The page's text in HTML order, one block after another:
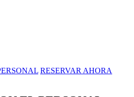
RESERVAR AHORA